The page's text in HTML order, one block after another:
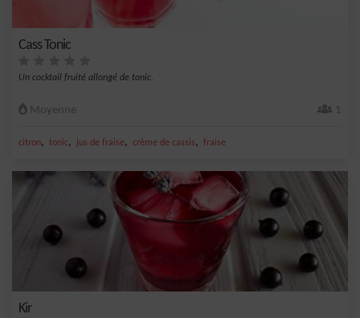
Cass Tonic
Un cocktail fruité allongé de tonic.
Moyenne 1
citron, tonic, jus de fraise, crème de cassis, fraise
Kir